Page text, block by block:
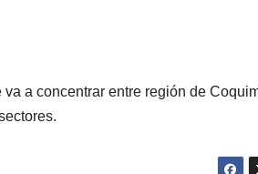
a concentrar entre región de